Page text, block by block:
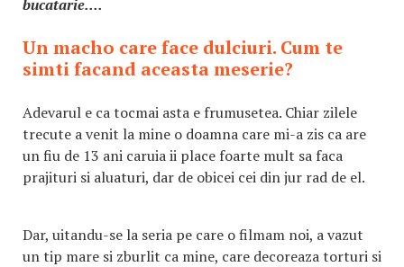
bucatarie....
Un macho care face dulciuri. Cum te
simti facand aceasta meserie?
Adevarul e ca tocmai asta e frumusetea. Chiar zilele
trecute a venit la mine o doamna care mi-a zis ca are
un fiu de 13 ani caruia ii place foarte mult sa faca
prajituri si aluaturi, dar de obicei cei din jur rad de el.
Dar, uitandu-se la seria pe care o filmam noi, a vazut
un tip mare si zburlit ca mine, care decoreaza torturi si